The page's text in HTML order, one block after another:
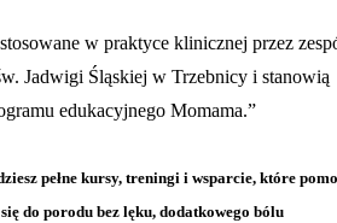
w praktyce klinicznej przez
Jadwigi Śląskiej w Trzebnicy i stanowią
edukacyjnego Momama.”
pełne kursy, treningi i wsparcie, które
do porodu bez lęku, dodatkowego bólu